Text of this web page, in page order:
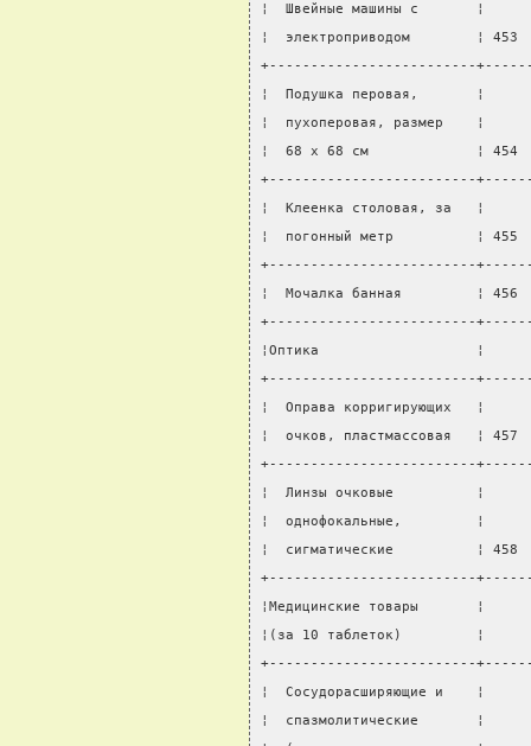
¦  Швейные машины с
¦  электроприводом
+-------------------------
¦  Подушка перовая,
¦  пухоперовая, размер
¦  68 x 68 см             ¦
+-------------------------
¦  Клеенка столовая, за
¦  погонный метр
+-------------------------
¦  Мочалка банная
+-------------------------
¦Оптика                   ¦
+-------------------------
¦  Оправа
¦  очков, пластмассовая
+-------------------------
¦  Линзы очковые
¦  однофокальные,
¦  сигматические
+-------------------------
¦Медицинские товары
¦(за 10 таблеток)
+-------------------------
¦  Сосудорасширяющие и
¦  спазмолитические